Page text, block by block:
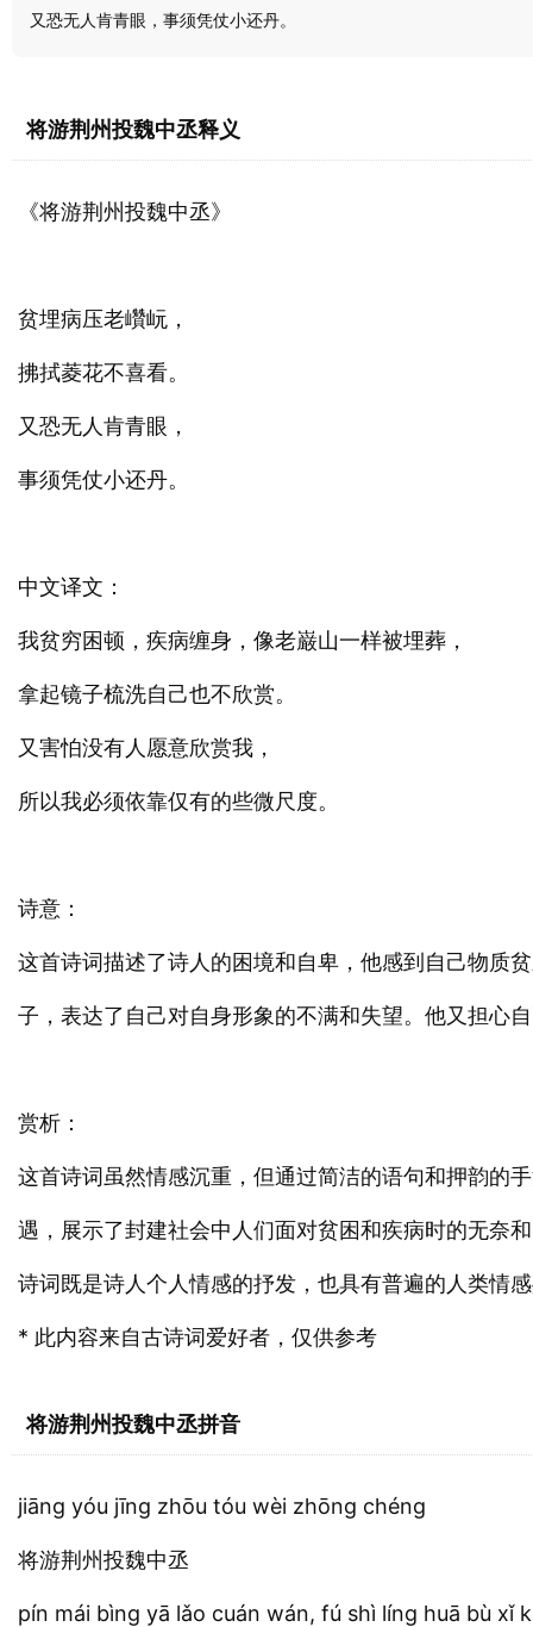
又恐无人肯青眼，事须凭仗小还丹。
将游荆州投魏中丞释义
《将游荆州投魏中丞》
贫埋病压老巑岏，
拂拭菱花不喜看。
又恐无人肯青眼，
事须凭仗小还丹。
中文译文：
我贫穷困顿，疾病缠身，像老巌山一样被埋葬，
拿起镜子梳洗自己也不欣赏。
又害怕没有人愿意欣赏我，
所以我必须依靠仅有的些微尺度。
诗意：
这首诗词描述了诗人的困境和自卑，他感到自己物质
子，表达了自己对自身形象的不满和失望。他又担心
赏析：
这首诗词虽然情感沉重，但通过简洁的语句和押韵的
遇，展示了封建社会中人们面对贫困和疾病时的无奈
诗词既是诗人个人情感的抒发，也具有普遍的人类情
* 此内容来自古诗词爱好者，仅供参考
将游荆州投魏中丞拼音
jiāng yóu jīng zhōu tóu wèi zhōng chéng
将游荆州投魏中丞
pín mái bìng yā lǎo cuán wán, fú shì líng huā bù xǐ